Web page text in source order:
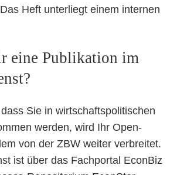
Heft unterliegt einem internen
eine Publikation im
Sie in wirtschaftspolitischen
werden, wird Ihr Open-
von der ZBW weiter verbreitet.
ist über das Fachportal EconBiz